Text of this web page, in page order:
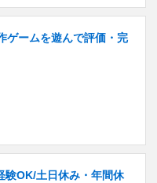
ゲームを遊んで評価・完
験OK/土日休み・年間休